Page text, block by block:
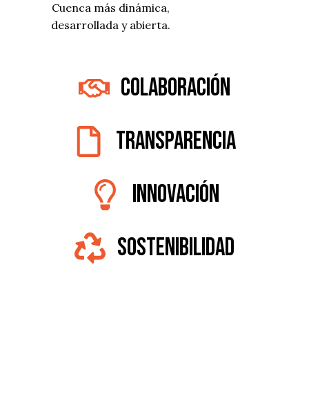
Cuenca más dinámica,
desarrollada y abierta.
Colaboración
Transparencia
Innovación
Sostenibilidad